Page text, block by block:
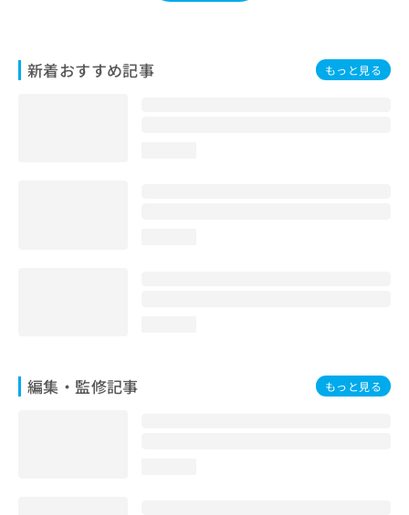
新着おすすめ記事 もっと見る
編集・監修記事 もっと見る
合